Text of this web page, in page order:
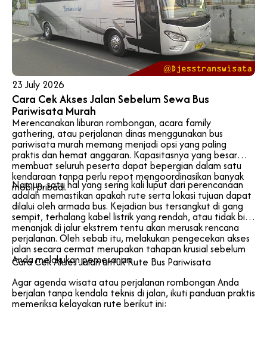
23 July 2026
Cara Cek Akses Jalan Sebelum Sewa Bus
Pariwisata Murah
Merencanakan liburan rombongan, acara family
gathering, atau perjalanan dinas menggunakan bus
pariwisata murah memang menjadi opsi yang paling
praktis dan hemat anggaran. Kapasitasnya yang besar
membuat seluruh peserta dapat bepergian dalam satu
kendaraan tanpa perlu repot mengoordinasikan banyak
mobil pribadi.
Namun, satu hal yang sering kali luput dari perencanaan
adalah memastikan apakah rute serta lokasi tujuan dapat
dilalui oleh armada bus. Kejadian bus tersangkut di gang
sempit, terhalang kabel listrik yang rendah, atau tidak bisa
menanjak di jalur ekstrem tentu akan merusak rencana
perjalanan. Oleh sebab itu, melakukan pengecekan akses
jalan secara cermat merupakan tahapan krusial sebelum
Anda melakukan pemesanan.
Cara Cek Akses Jalan untuk Rute Bus Pariwisata
Agar agenda wisata atau perjalanan rombongan Anda
berjalan tanpa kendala teknis di jalan, ikuti panduan praktis
memeriksa kelayakan rute berikut ini: